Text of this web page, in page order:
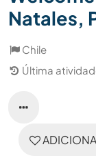
Natales,
Chile
Última